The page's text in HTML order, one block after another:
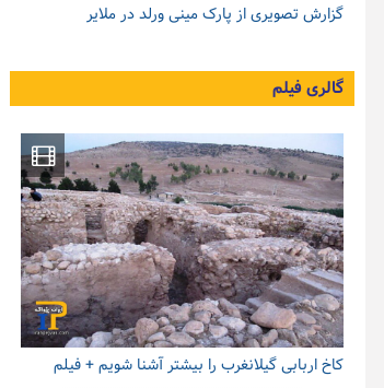
گزارش تصویری از پارک مینی ورلد در ملایر
گالری فیلم
کاخ اربابی گیلانغرب را بیشتر آشنا شویم + فیلم